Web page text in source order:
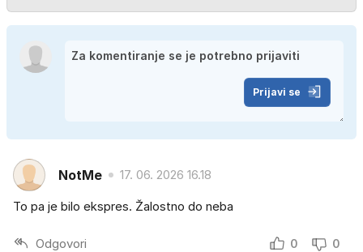
Prijavi se
NotMe 17. 06. 2026 16.18
To pa je bilo ekspres. Žalostno do neba
Odgovori 0 0